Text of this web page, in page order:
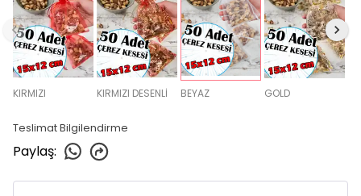
KIRMIZI KIRMIZI DESENLİ BEYAZ GOLD
Teslimat Bilgilendirme
Paylaş: